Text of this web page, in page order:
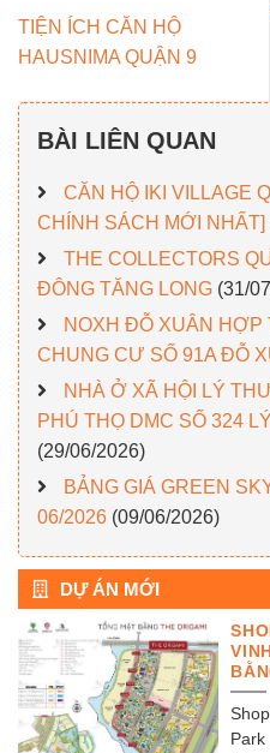
TIỆN ÍCH CĂN HỘ
HAUSNIMA QUẬN 9
BÀI LIÊN QUAN
CĂN HỘ IKI VILLAGE
CHÍNH SÁCH MỚI NHẤT]
THE COLLECTORS
ĐÔNG TĂNG LONG (31/
NOXH ĐỖ XUÂN
CHUNG CƯ SỐ 91A ĐỖ
NHÀ Ở XÃ HỘI LÝ
PHÚ THỌ DMC SỐ 324
(29/06/2026)
BẢNG GIÁ GREEN
06/2026 (09/06/2026)
DỰ ÁN MỚI